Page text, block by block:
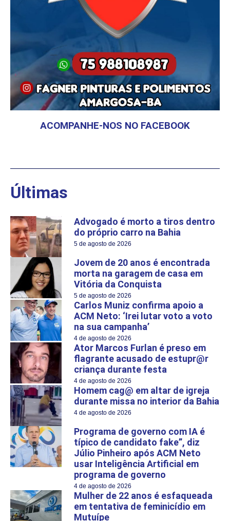
ACOMPANHE-NOS NO FACEBOOK
Últimas
Advogado é morto a tiros dentro
do próprio carro na Bahia
5 de agosto de 2026
Jovem de 20 anos é encontrada
morta na garagem de casa em
Vitória da Conquista
5 de agosto de 2026
Carlos Muniz confirma apoio a
ACM Neto: ‘Irei lutar voto a voto
na sua campanha’
4 de agosto de 2026
Ator Marcos Furlan é preso em
flagrante acusado de estupr@r
criança durante festa
4 de agosto de 2026
Homem cag@ em altar de igreja
durante missa no interior da Bahia
4 de agosto de 2026
Programa de governo com IA é
típico de candidato fake”, diz
Júlio Pinheiro após ACM Neto
usar Inteligência Artificial em
programa de governo
4 de agosto de 2026
Mulher de 22 anos é esfaqueada
em tentativa de feminicídio em
Mutuípe